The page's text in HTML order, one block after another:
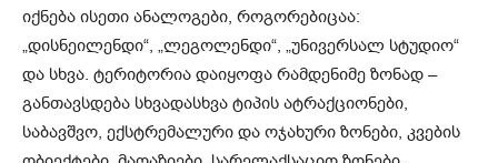
იქნება ისეთი ანალოგები, როგორებიცაა:
„დისნეილენდი“, „ლეგოლენდი“, „უნივერსალ სტუდიო“
და სხვა. ტერიტორია დაიყოფა რამდენიმე ზონად –
განთავსდება სხვადასხვა ტიპის ატრაქციონები,
საბავშვო, ექსტრემალური და ოჯახური ზონები, კვების